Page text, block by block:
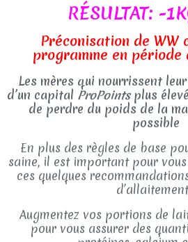
RÉSULTAT: -
Préconisation de WW
programme en période
Les mères qui nourrissent
d’un capital ProPointsplus
de perdre du poids de la
possible
En plus des règles de base
saine, il est important pour
ces quelques
Augmentez vos portions de
pour vous assurer des